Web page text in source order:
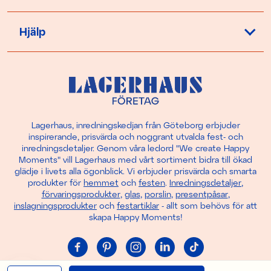
Hjälp
Lagerhaus, inredningskedjan från Göteborg erbjuder
inspirerande, prisvärda och noggrant utvalda fest- och
inredningsdetaljer. Genom våra ledord "We create Happy
Moments" vill Lagerhaus med vårt sortiment bidra till ökad
glädje i livets alla ögonblick. Vi erbjuder prisvärda och smarta
produkter för hemmet och festen. Inredningsdetaljer,
förvaringsprodukter, glas, porslin, presentpåsar,
inslagningsprodukter och festartiklar - allt som behövs för att
skapa Happy Moments!